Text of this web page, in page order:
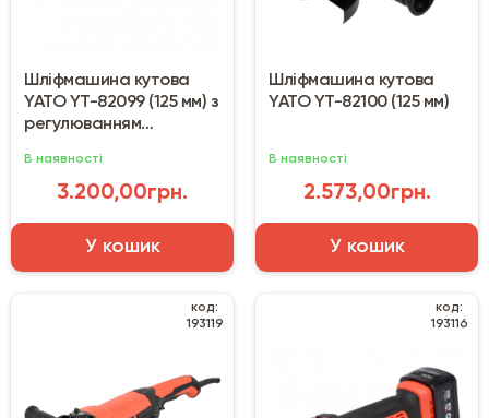
Шліфмашина кутова
YATO YT-82099 (125 мм) з
регулюванням
В наявності
3.200,00грн.
У кошик
Шліфмашина кутова
YATO YT-82100 (125 мм)
В наявності
2.573,00грн.
У кошик
код:
193119
код:
193116